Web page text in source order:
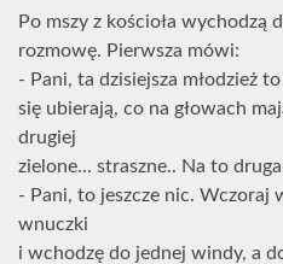
Po mszy z kościoła wychodzą
rozmowę. Pierwsza mówi:
- Pani, ta dzisiejsza młodzież
się ubierają, co na głowach
drugiej
zielone... straszne.. Na to
- Pani, to jeszcze nic. Wczoraj
wnuczki
i wchodzę do jednej windy, a